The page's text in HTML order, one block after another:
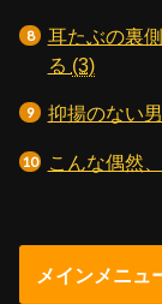
耳たぶの裏
る (3)
抑揚のない
こんな偶然
メインメニュ